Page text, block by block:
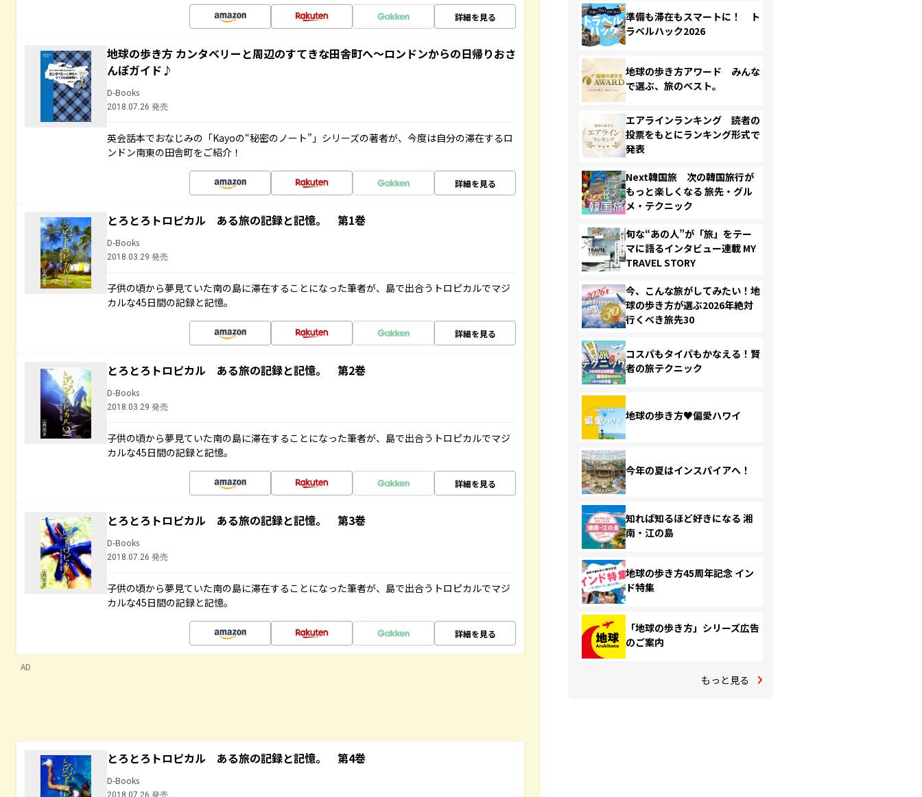
詳細を見る
地球の歩き方 カンタベリーと周辺のすてきな田舎町へ～ロンドンからの日帰りおさ
んぽガイド♪
D-Books
2018.07.26 発売
英会話本でおなじみの「Kayoの“秘密のノート”」シリーズの著者が、今度は自分の滞在するロ
ンドン南東の田舎町をご紹介！
詳細を見る
とろとろトロピカル ある旅の記録と記憶。 第1巻
D-Books
2018.03.29 発売
子供の頃から夢見ていた南の島に滞在することになった筆者が、島で出合うトロピカルでマジ
カルな45日間の記録と記憶。
詳細を見る
とろとろトロピカル ある旅の記録と記憶。 第2巻
D-Books
2018.03.29 発売
子供の頃から夢見ていた南の島に滞在することになった筆者が、島で出合うトロピカルでマジ
カルな45日間の記録と記憶。
詳細を見る
とろとろトロピカル ある旅の記録と記憶。 第3巻
D-Books
2018.07.26 発売
子供の頃から夢見ていた南の島に滞在することになった筆者が、島で出合うトロピカルでマジ
カルな45日間の記録と記憶。
詳細を見る
AD
とろとろトロピカル ある旅の記録と記憶。 第4巻
D-Books
2018.07.26 発売
準備も滞在もスマートに！ ト
ラベルハック2026
地球の歩き方アワード みんな
で選ぶ、旅のベスト。
エアラインランキング 読者の
投票をもとにランキング形式で
発表
Next韓国旅 次の韓国旅行が
もっと楽しくなる 旅先・グル
メ・テクニック
旬な“あの人”が「旅」をテー
マに語るインタビュー連載 MY
TRAVEL STORY
今、こんな旅がしてみたい！地
球の歩き方が選ぶ2026年絶対
行くべき旅先30
コスパもタイパもかなえる！賢
者の旅テクニック
地球の歩き方♥偏愛ハワイ
今年の夏はインスパイアへ！
知れば知るほど好きになる 湘
南・江の島
地球の歩き方45周年記念 イン
ド特集
「地球の歩き方」シリーズ広告
のご案内
もっと見る